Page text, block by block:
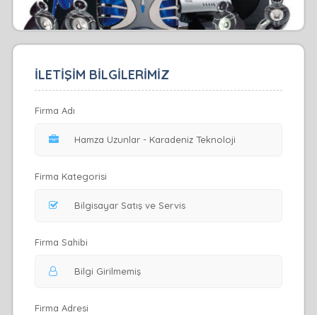
İLETİŞİM BİLGİLERİMİZ
Firma Adı
Firma Kategorisi
Firma Sahibi
Firma Adresi